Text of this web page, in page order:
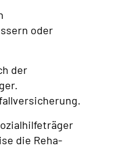
oder
der
die Reha-